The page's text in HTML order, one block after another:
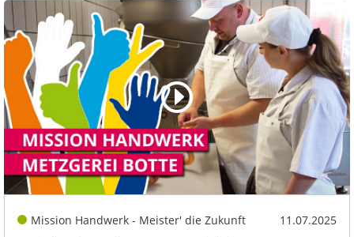
Mission Handwerk - Meister' die Zukunft 11.07.2025